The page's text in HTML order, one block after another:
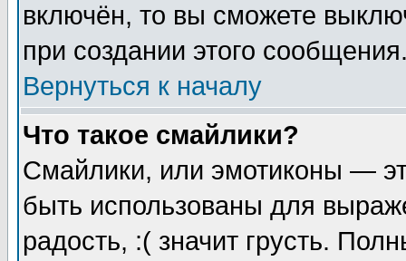
включён, то вы сможете
при создании этого
Вернуться к началу
Что такое смайлики?
Смайлики, или эмотиконы —
быть использованы для
радость, :( значит грусть.